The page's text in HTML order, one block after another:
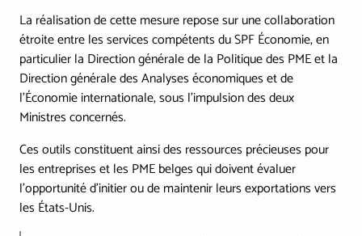
La réalisation de cette mesure repose sur une collaboration
étroite entre les services compétents du SPF Économie, en
particulier la Direction générale de la Politique des PME et la
Direction générale des Analyses économiques et de
l'Économie internationale, sous l'impulsion des deux
Ministres concernés.
Ces outils constituent ainsi des ressources précieuses pour
les entreprises et les PME belges qui doivent évaluer
l'opportunité d'initier ou de maintenir leurs exportations vers
les États-Unis.